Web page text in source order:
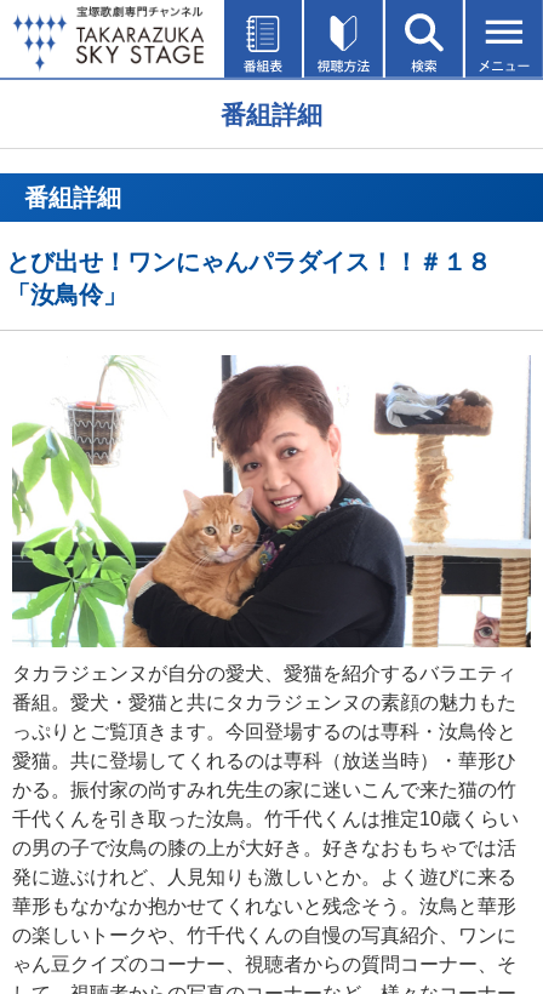
番組詳細
番組詳細
とび出せ！ワンにゃんパラダイス！！＃１８
「汝鳥伶」
タカラジェンヌが自分の愛犬、愛猫を紹介するバラエティ
番組。愛犬・愛猫と共にタカラジェンヌの素顔の魅力もた
っぷりとご覧頂きます。今回登場するのは専科・汝鳥伶と
愛猫。共に登場してくれるのは専科（放送当時）・華形ひ
かる。振付家の尚すみれ先生の家に迷いこんで来た猫の竹
千代くんを引き取った汝鳥。竹千代くんは推定10歳くらい
の男の子で汝鳥の膝の上が大好き。好きなおもちゃでは活
発に遊ぶけれど、人見知りも激しいとか。よく遊びに来る
華形もなかなか抱かせてくれないと残念そう。汝鳥と華形
の楽しいトークや、竹千代くんの自慢の写真紹介、ワンに
ゃん豆クイズのコーナー、視聴者からの質問コーナー、そ